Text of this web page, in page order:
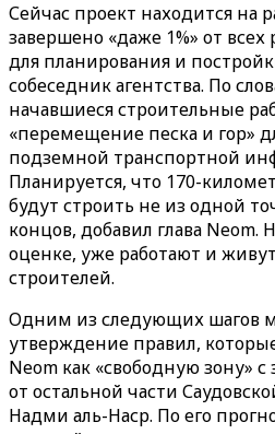
Сейчас проект находится на
завершено «даже 1%» от
для планирования и
собеседник агентства. По
начавшиеся строительные
«перемещение песка и гор»
подземной транспортной
Планируется, что 170-
будут строить не из одной
концов, добавил глава Neom.
оценке, уже работают и
строителей.
Одним из следующих шагов
утверждение правил,
Neom как «свободную зону»
от остальной части
Надми аль-Наср. По его